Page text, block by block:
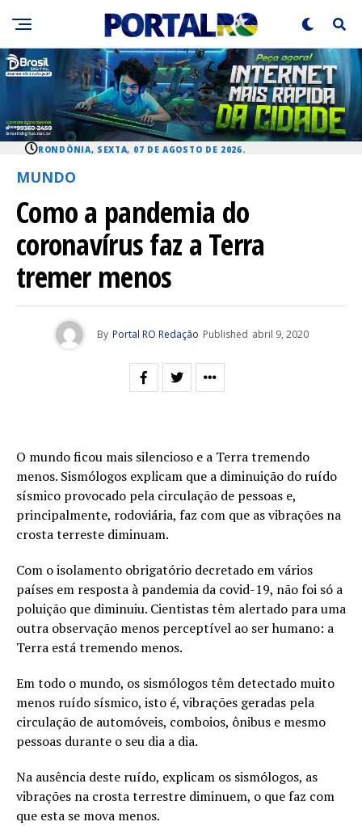
RONDÔNIA, SEXTA, 07 DE AGOSTO DE 2026.
MUNDO
Como a pandemia do
coronavírus faz a Terra
tremer menos
By Portal RO Redação Published abril 9, 2020
O mundo ficou mais silencioso e a Terra tremendo
menos. Sismólogos explicam que a diminuição do ruído
sísmico provocado pela circulação de pessoas e,
principalmente, rodoviária, faz com que as vibrações na
crosta terreste diminuam.
Com o isolamento obrigatório decretado em vários
países em resposta à pandemia da covid-19, não foi só a
poluição que diminuiu. Cientistas têm alertado para uma
outra observação menos perceptível ao ser humano: a
Terra está tremendo menos.
Em todo o mundo, os sismólogos têm detectado muito
menos ruído sísmico, isto é, vibrações geradas pela
circulação de automóveis, comboios, ônibus e mesmo
pessoas durante o seu dia a dia.
Na ausência deste ruído, explicam os sismólogos, as
vibrações na crosta terrestre diminuem, o que faz com
que esta se mova menos.